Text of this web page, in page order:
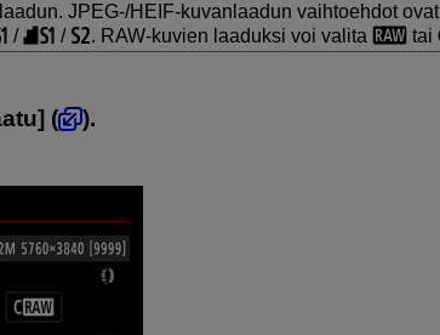
JPEG-/HEIF-kuvanlaadun vaihtoehdot ovat
/ / . RAW-kuvien laaduksi voi valita tai
] (
).